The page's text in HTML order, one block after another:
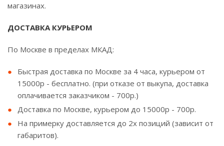
магазинах.
ДОСТАВКА КУРЬЕРОМ
По Москве в пределах МКАД:
Быстрая доставка по Москве за 4 часа, курьером от
15000р - бесплатно. (при отказе от выкупа, доставка
оплачивается заказчиком - 700р.)
Доставка по Москве, курьером до 15000р - 700р.
На примерку доставляется до 2х позиций (зависит от
габаритов).